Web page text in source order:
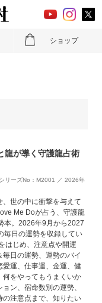
ショップ
龍が導く守護龍占術
リーズNo：M2001 ／ 2026年
世の中に衝撃を与えて
Me Doが占う、守護龍
本。2026年9月から2027
毎日の運勢を収録してい
はじめ、注意点や開運
日の運勢、運勢のバイ
愛運、仕事運、金運、健
何をやってもうまくいか
ン、宿命数別の運勢、
の注意点まで、知りたい